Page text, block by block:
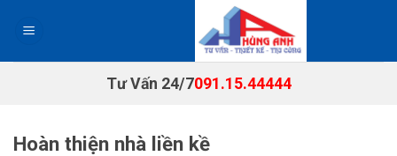
Tư Vấn 24/7091.15.44444
Hoàn thiện nhà liền kề